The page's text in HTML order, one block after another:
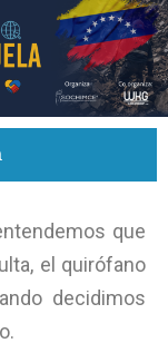
que
el quirófano
decidimos